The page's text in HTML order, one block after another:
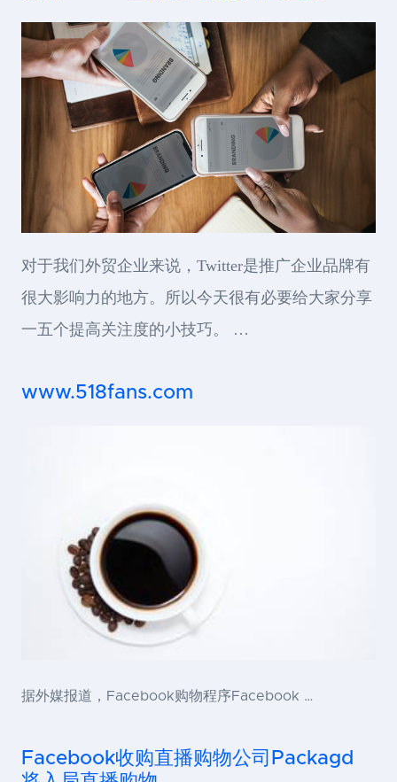
对于我们外贸企业来说，Twitter是推广企业品牌有
很大影响力的地方。所以今天很有必要给大家分享
一五个提高关注度的小技巧。 …
www.518fans.com
据外媒报道，Facebook购物程序Facebook …
Facebook收购直播购物公司Packagd